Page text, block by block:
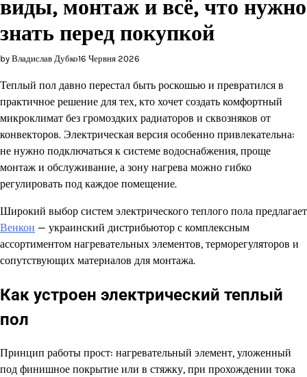
виды, монтаж и всё, что нужно
знать перед покупкой
by Владислав Дубко16 Червня 2026
Теплый пол давно перестал быть роскошью и превратился в
практичное решение для тех, кто хочет создать комфортный
микроклимат без громоздких радиаторов и сквозняков от
конвекторов. Электрическая версия особенно привлекательна:
не нужно подключаться к системе водоснабжения, проще
монтаж и обслуживание, а зону нагрева можно гибко
регулировать под каждое помещение.
Широкий выбор систем электрического теплого пола предлагает
Венкон — украинский дистрибьютор с комплексным
ассортиментом нагревательных элементов, терморегуляторов и
сопутствующих материалов для монтажа.
Как устроен электрический теплый
пол
Принцип работы прост: нагревательный элемент, уложенный
под финишное покрытие или в стяжку, при прохождении тока